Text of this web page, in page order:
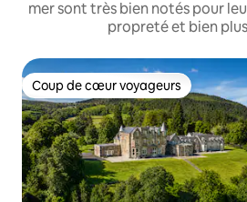
mer sont très bien notés pour
propreté et bien
Coup de cœur voyageurs
Coup de cœur voyageurs